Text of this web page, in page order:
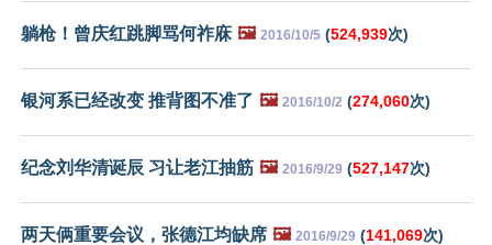
躺枪！曾庆红跳脚骂何祚庥 🖼️ 2016/10/5 (524,939次)
银河系已经改变 推背图不准了 🖼️ 2016/10/2 (274,060次)
纪念刘华清诞辰 习让老江抽筋 🖼️ 2016/9/29 (527,147次)
两天俩重要会议，张德江均缺席 🖼️ 2016/9/29 (141,069次)